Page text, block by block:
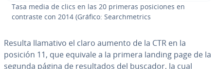
Tasa media de clics en las 20 primeras po­si­cio­nes en
contraste con 2014 (Gráfico: Sea­r­ch­me­tri­cs
Resulta llamativo el claro aumento de la CTR en la
posición 11, que equivale a la primera landing page de la
segunda página de re­su­l­ta­dos del buscador, la cual